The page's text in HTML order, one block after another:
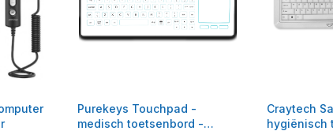
Purekeys Touchpad -
medisch toetsenbord -
Craytech
hygiënisch